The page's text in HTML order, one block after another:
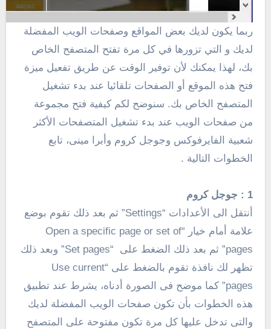
ربما يكون لديك بعض المواقع وصفحات الويب المفضلة
لديك و التي تزورها في كل مرة تفتح المتصفح الخاص
بك، لهذا يمكنك لأن توفير الوقت عن طريق تفعيل ميزة
فتح هذه الموقع أو الصفحات تلقائيا عند بدء تشغيل
المتصفح الخاص بك. سنوضح لكم كيفية فتح مجموعة
من صفحات الويب عند بدء تشغيل المتصفحات الأكثر
شعبية الفايرفوكس وجوجل كروم وأبرا مينى، تابع
الخطوات التالية .
1 : جوجل كروم
أنتقل الى الأعدادات “Settings” ثم بعد ذلك تقوم بوضع
علامة أمام خيار “Open a specific page or set of
pages” ثم بعد ذلك الضغط على “Set pages” وبعد ذلك
تظهر لك نافذة تقوم بالضغط على “Use current
pages” كما موضح فى الصورة أدناه، يشرط عند تطبيق
هذه الخطوات بأن تكون صفحات الويب المفضلة لديك
والتى تدخل عليها كل مرة تكون مفتوحة على المتصفح